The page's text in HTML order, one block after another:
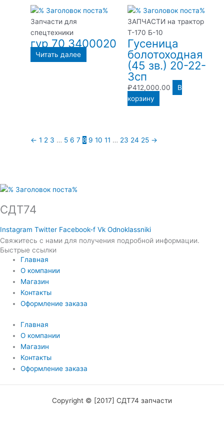
Запчасти для
спецтехники
гур 70 3400020
Читать далее
ЗАПЧАСТИ на трактор
Т-170 Б-10
Гусеница
болотоходная
(45 зв.) 20-22-
3сп
₽412,000.00
В
корзину
← 1 2 3 … 5 6 7 8 9 10 11 … 23 24 25 →
СДТ74
Instagram Twitter Facebook-f Vk Odnoklassniki
Свяжитесь с нами для получения подробной информации.
Быстрые ссылки
Главная
О компании
Магазин
Контакты
Оформление заказа
Главная
О компании
Магазин
Контакты
Оформление заказа
Copyright © [2017] СДТ74 запчасти